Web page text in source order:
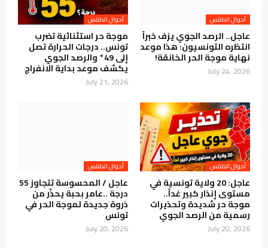
أحوال الطقس
عاجل.. الرصد الجوي يزف خبراً
انتظره التونسيون: هذا موعد
نهاية موجة الحر الخانقة!
July 24, 2026
أحوال الطقس
موجة حر استثنائية تضرب
تونس.. درجات الحرارة تصل
إلى 49° والرصد الجوي
يكشف موعد بداية الانفراج
July 21, 2026
أحوال الطقس
عاجل: 20 ولاية تونسية في
مستوى إنذار كبير غداً..
موجة حر شديدة وتحذيرات
رسمية من الرصد الجوي
July 20, 2026
أحوال الطقس
عاجل / المحسوسة تتجاوز 55
درجة ..عامر بحبة يحذّر من
ذروة جديدة لموجة الحر في
تونس
July 20, 2026